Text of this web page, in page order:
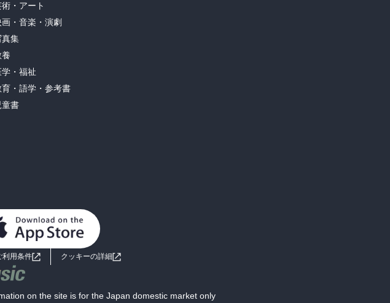
・アート
画・音楽・演劇
真集
学・福祉
育・語学・参考書
童書
利用条件 クッキーの詳細
on the site is for the Japan domestic market only